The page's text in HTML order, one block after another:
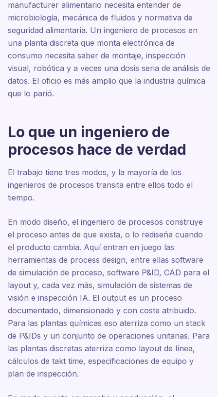
manufacturer alimentario necesita entender de
microbiología, mecánica de fluidos y normativa de
seguridad alimentaria. Un ingeniero de procesos en
una planta discreta que monta electrónica de
consumo necesita saber de montaje, inspección
visual, robótica y a veces una dosis seria de análisis de
datos. El oficio es más amplio que la industria química
que lo parió.
Lo que un ingeniero de
procesos hace de verdad
El trabajo tiene tres modos, y la mayoría de los
ingenieros de procesos transita entre ellos todo el
tiempo.
En modo diseño, el ingeniero de procesos construye
el proceso antes de que exista, o lo rediseña cuando
el producto cambia. Aquí entran en juego las
herramientas de process design, entre ellas software
de simulación de proceso, software P&ID, CAD para el
layout y, cada vez más, simulación de sistemas de
visión e inspección IA. El output es un proceso
documentado, dimensionado y con coste atribuido.
Para las plantas químicas eso aterriza como un stack
de P&IDs y un conjunto de operaciones unitarias. Para
las plantas discretas aterriza como layout de línea,
cálculos de takt time, especificaciones de equipo y
plan de inspección.